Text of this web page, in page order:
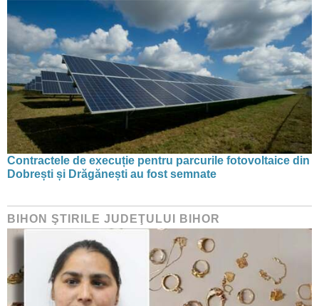
Contractele de execuție pentru parcurile fotovoltaice din
Dobrești și Drăgănești au fost semnate
BIHON ŞTIRILE JUDEŢULUI BIHOR